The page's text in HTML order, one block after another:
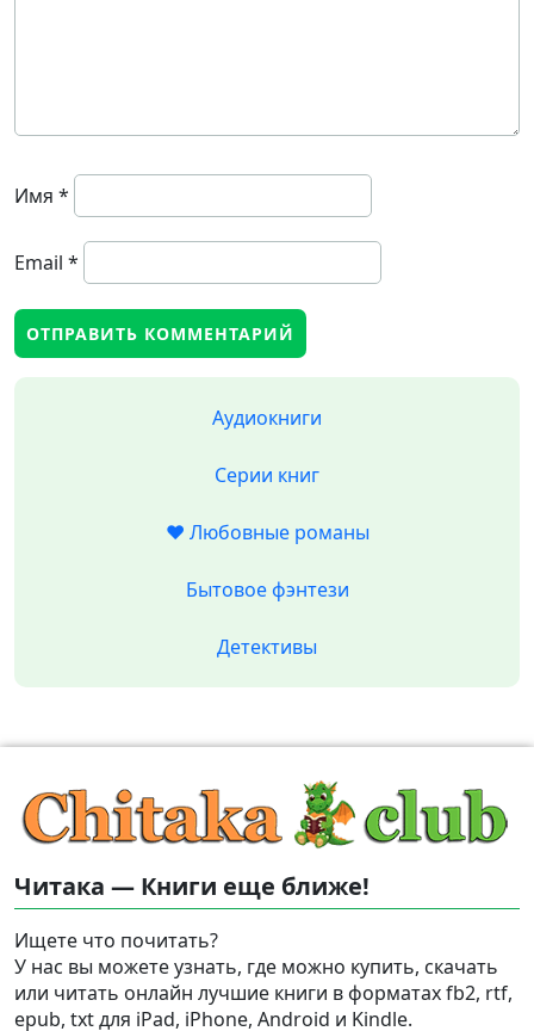
Имя *
Email *
Аудиокниги
Серии книг
❤️ Любовные романы
Бытовое фэнтези
Детективы
Читака — Книги еще ближе!
Ищете что почитать?
У нас вы можете узнать, где можно купить, скачать
или читать онлайн лучшие книги в форматах fb2, rtf,
epub, txt для iPad, iPhone, Android и Kindle.